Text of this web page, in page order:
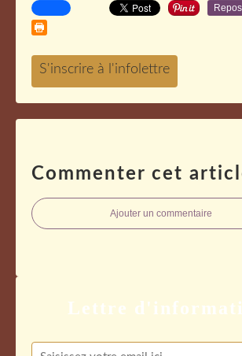
Commenter cet
Ajouter un commentaire